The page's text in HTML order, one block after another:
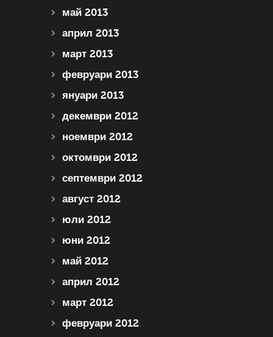
май 2013
април 2013
март 2013
февруари 2013
януари 2013
декември 2012
ноември 2012
октомври 2012
септември 2012
август 2012
юли 2012
юни 2012
май 2012
април 2012
март 2012
февруари 2012